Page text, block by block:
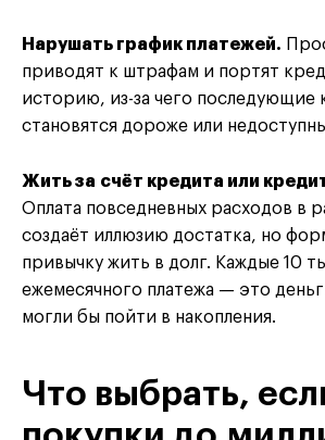
Нарушать график платежей.
приводят к штрафам и портят
историю, из-за чего последующие
становятся дороже или
Жить за счёт кредита или
Оплата повседневных расходов в
создаёт иллюзию достатка, но
привычку жить в долг. Каждые 10
ежемесячного платежа — это
могли бы пойти в накопления.
Что выбрать,